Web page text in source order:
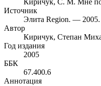
Киричук, С. М. Мне
Источник
Элита Region. —
Автор
Киричук, Степан
Год издания
2005
ББК
67.400.6
Аннотация